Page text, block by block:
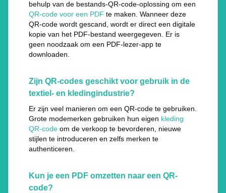
behulp van de bestands-QR-code-oplossing om een
QR-code voor een PDF te maken. Wanneer deze
QR-code wordt gescand, wordt er direct een digitale
kopie van het PDF-bestand weergegeven. Er is
geen noodzaak om een PDF-lezer-app te
downloaden.
Zijn QR-codes geschikt voor gebruik in de
textiel- en kledingindustrie?
Er zijn veel manieren om een QR-code te gebruiken.
Grote modemerken gebruiken hun eigen kleding
QR-code om de verkoop te bevorderen, nieuwe
stijlen te introduceren en zelfs merken te
authenticeren.
Kun je een PDF omzetten naar een QR-
code?